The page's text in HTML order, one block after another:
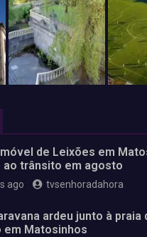
de Leixões em
ao trânsito em agosto
ago tvsenhoradahora
ardeu junto à praia
em Matosinhos